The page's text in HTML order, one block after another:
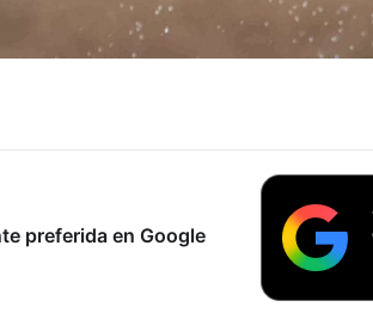
preferida en Google